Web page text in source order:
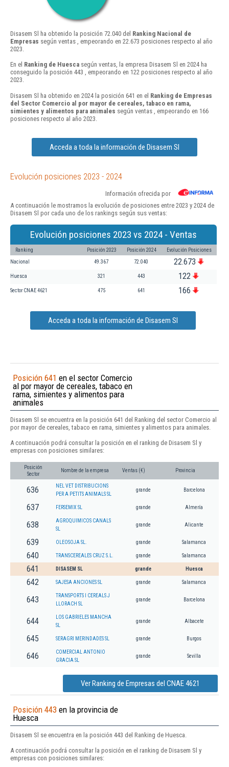
Disasem Sl ha obtenido la posición 72.040 del Ranking Nacional de
Empresas según ventas , empeorando en 22.673 posiciones respecto al año
2023.
En el Ranking de Huesca según ventas, la empresa Disasem Sl en 2024 ha
conseguido la posición 443 , empeorando en 122 posiciones respecto al año
2023.
Disasem Sl ha obtenido en 2024 la posición 641 en el Ranking de Empresas
del Sector Comercio al por mayor de cereales, tabaco en rama,
simientes y alimentos para animales según ventas , empeorando en 166
posiciones respecto al año 2023.
Acceda a toda la información de Disasem Sl
Evolución posiciones 2023 - 2024
Información ofrecida por
A continuación le mostramos la evolución de posiciones entre 2023 y 2024 de
Disasem Sl por cada uno de los rankings según sus ventas:
Evolución posiciones 2023 vs 2024 - Ventas
Ranking Posición 2023 Posición 2024 Evolución Posiciones
Nacional 49.367 72.040 22.673
Huesca 321 443 122
Sector CNAE 4621 475 641 166
Acceda a toda la información de Disasem Sl
Posición 641 en el sector Comercio
al por mayor de cereales, tabaco en
rama, simientes y alimentos para
animales
Disasem Sl se encuentra en la posición 641 del Ranking del sector Comercio al
por mayor de cereales, tabaco en rama, simientes y alimentos para animales.
A continuación podrá consultar la posición en el ranking de Disasem Sl y
empresas con posiciones similares:
Posición
Sector
Nombre de la empresa Ventas (€) Provincia
636
NEL VET DISTRIBUCIONS
PER A PETITS ANIMALS SL
grande Barcelona
637 FERSEMIX SL grande Almería
638
AGROQUIMICOS CANALS
SL
grande Alicante
639 OLEOSOJA SL. grande Salamanca
640 TRANSCEREALES CRUZ S.L. grande Salamanca
641 DISASEM SL grande Huesca
642 SAJESA ANCIONES SL grande Salamanca
643
TRANSPORTS I CEREALS J
LLORACH SL
grande Barcelona
644
LOS GABRIELES MANCHA
SL
grande Albacete
645 SERAGRI MERINDADES SL grande Burgos
646
COMERCIAL ANTONIO
GRACIA SL
grande Sevilla
Ver Ranking de Empresas del CNAE 4621
Posición 443 en la provincia de
Huesca
Disasem Sl se encuentra en la posición 443 del Ranking de Huesca.
A continuación podrá consultar la posición en el ranking de Disasem Sl y
empresas con posiciones similares: